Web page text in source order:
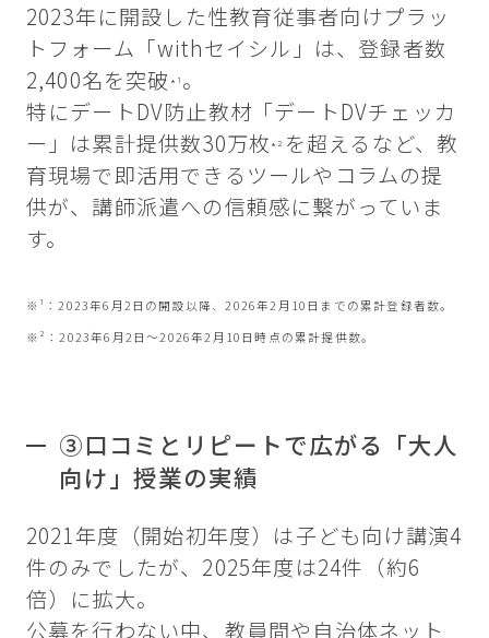
2023年に開設した性教育従事者向けプラッ
トフォーム「withセイシル」は、登録者数
2,400名を突破 *¹ 。
特にデートDV防止教材「デートDVチェッカ
ー」は累計提供数30万枚 *² を超えるなど、教
育現場で即活用できるツールやコラムの提
供が、講師派遣への信頼感に繋がっていま
す。
※¹：2023年6月2日の開設以降、2026年2月10日までの累計登録者数。
※²：2023年6月2日～2026年2月10日時点の累計提供数。
③口コミとリピートで広がる「大人
向け」授業の実績
2021年度（開始初年度）は子ども向け講演4
件のみでしたが、2025年度は24件（約6
倍）に拡大。
公募を行わない中、教員間や自治体ネット